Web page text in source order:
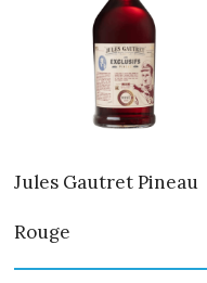
Jules Gautret Pineau
Rouge